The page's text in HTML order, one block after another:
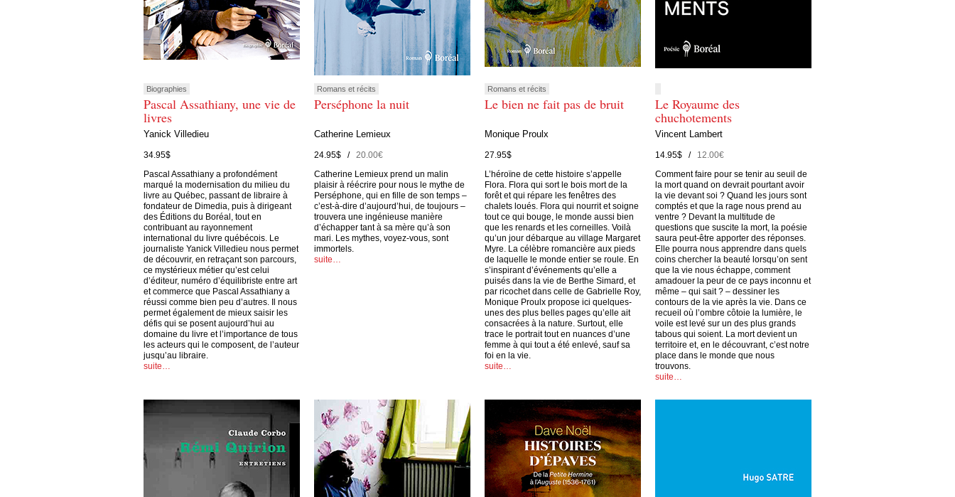
Biographies
Pascal Assathiany, une vie de
livres
Yanick Villedieu
34.95$
Pascal Assathiany a profondément
marqué la modernisation du milieu du
livre au Québec, passant de libraire à
fondateur de Dimedia, puis à dirigeant
des Éditions du Boréal, tout en
contribuant au rayonnement
international du livre québécois. Le
journaliste Yanick Villedieu nous permet
de découvrir, en retraçant son parcours,
ce mystérieux métier qu’est celui
d’éditeur, numéro d’équilibriste entre art
et commerce que Pascal Assathiany a
réussi comme bien peu d’autres. Il nous
permet également de mieux saisir les
défis qui se posent aujourd’hui au
domaine du livre et l’importance de tous
les acteurs qui le composent, de l’auteur
jusqu’au libraire.
suite…
Romans et récits
Perséphone la nuit
Catherine Lemieux
24.95$ /20.00€
Catherine Lemieux prend un malin
plaisir à réécrire pour nous le mythe de
Perséphone, qui en fille de son temps –
c’est-à-dire d’aujourd’hui, de toujours –
trouvera une ingénieuse manière
d’échapper tant à sa mère qu’à son
mari. Les mythes, voyez-vous, sont
immortels.
suite…
Romans et récits
Le bien ne fait pas de bruit
Monique Proulx
27.95$
L’héroïne de cette histoire s’appelle
Flora. Flora qui sort le bois mort de la
forêt et qui répare les fenêtres des
chalets loués. Flora qui nourrit et soigne
tout ce qui bouge, le monde aussi bien
que les renards et les corneilles. Voilà
qu’un jour débarque au village Margaret
Myre. La célèbre romancière aux pieds
de laquelle le monde entier se roule. En
s’inspirant d’événements qu’elle a
puisés dans la vie de Berthe Simard, et
par ricochet dans celle de Gabrielle Roy,
Monique Proulx propose ici quelques-
unes des plus belles pages qu’elle ait
consacrées à la nature. Surtout, elle
trace le portrait tout en nuances d’une
femme à qui tout a été enlevé, sauf sa
foi en la vie.
suite…
Le Royaume des
chuchotements
Vincent Lambert
14.95$ /12.00€
Comment faire pour se tenir au seuil de
la mort quand on devrait pourtant avoir
la vie devant soi ? Quand les jours sont
comptés et que la rage nous prend au
ventre ? Devant la multitude de
questions que suscite la mort, la poésie
saura peut-être apporter des réponses.
Elle pourra nous apprendre dans quels
coins chercher la beauté lorsqu’on sent
que la vie nous échappe, comment
amadouer la peur de ce pays inconnu et
même – qui sait ? – dessiner les
contours de la vie après la vie. Dans ce
recueil où l’ombre côtoie la lumière, le
voile est levé sur un des plus grands
tabous qui soient. La mort devient un
territoire et, en le découvrant, c’est notre
place dans le monde que nous
trouvons.
suite…